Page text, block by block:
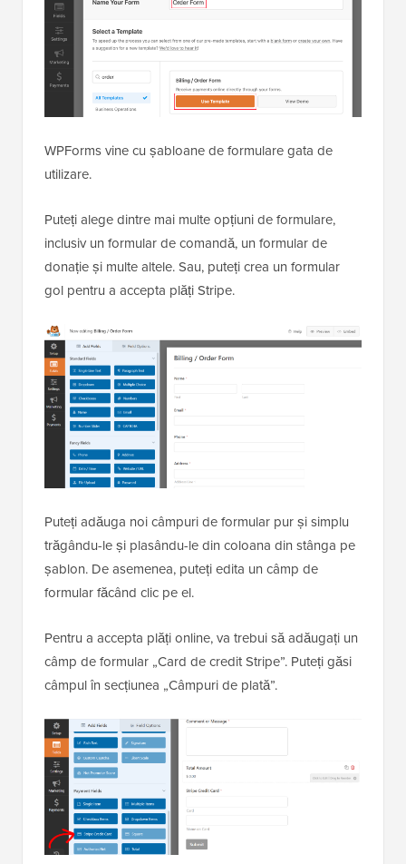
WPForms vine cu șabloane de formulare gata de
utilizare.
Puteți alege dintre mai multe opțiuni de formulare,
inclusiv un formular de comandă, un formular de
donație și multe altele. Sau, puteți crea un formular
gol pentru a accepta plăți Stripe.
Puteți adăuga noi câmpuri de formular pur și simplu
trăgându-le și plasându-le din coloana din stânga pe
șablon. De asemenea, puteți edita un câmp de
formular făcând clic pe el.
Pentru a accepta plăți online, va trebui să adăugați un
câmp de formular „Card de credit Stripe”. Puteți găsi
câmpul în secțiunea „Câmpuri de plată”.